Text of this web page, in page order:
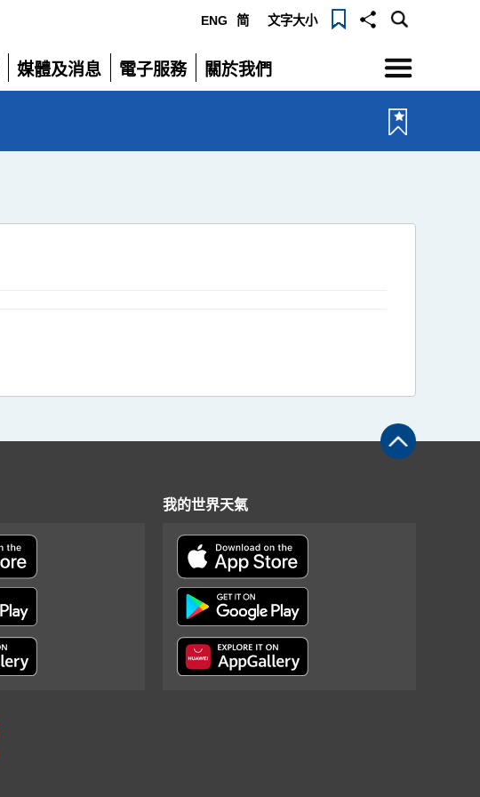
ENG 简 文字大小
媒體及消息
展
電子服務
展
關於我們
展
選
單
我的世界天氣